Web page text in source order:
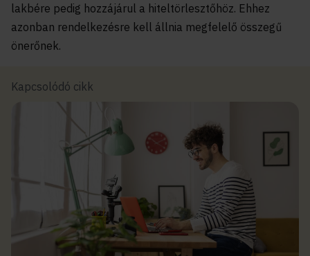
lakbére pedig hozzájárul a hiteltörlesztőhöz. Ehhez
azonban rendelkezésre kell állnia megfelelő összegű
önerőnek.
Kapcsolódó cikk